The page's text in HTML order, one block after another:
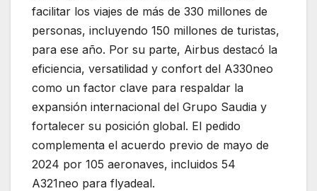
facilitar los viajes de más de 330 millones de
personas, incluyendo 150 millones de turistas,
para ese año. Por su parte, Airbus destacó la
eficiencia, versatilidad y confort del A330neo
como un factor clave para respaldar la
expansión internacional del Grupo Saudia y
fortalecer su posición global. El pedido
complementa el acuerdo previo de mayo de
2024 por 105 aeronaves, incluidos 54
A321neo para flyadeal.